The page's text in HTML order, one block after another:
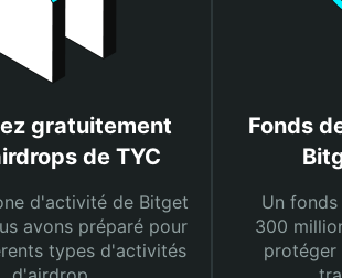
gratuitement
de TYC
d'activité de Bitget
avons préparé pour
types d'activités
Fonds
Un
300